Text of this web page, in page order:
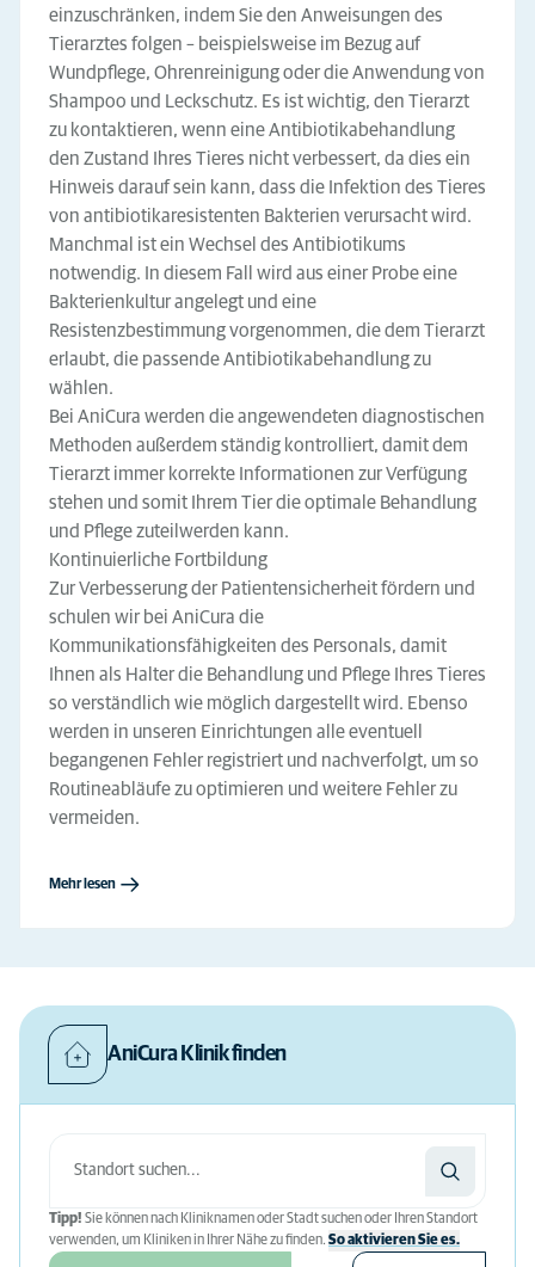
einzuschränken, indem Sie den Anweisungen des
Tierarztes folgen – beispielsweise im Bezug auf
Wundpflege, Ohrenreinigung oder die Anwendung von
Shampoo und Leckschutz. Es ist wichtig, den Tierarzt
zu kontaktieren, wenn eine Antibiotikabehandlung
den Zustand Ihres Tieres nicht verbessert, da dies ein
Hinweis darauf sein kann, dass die Infektion des Tieres
von antibiotikaresistenten Bakterien verursacht wird.
Manchmal ist ein Wechsel des Antibiotikums
notwendig. In diesem Fall wird aus einer Probe eine
Bakterienkultur angelegt und eine
Resistenzbestimmung vorgenommen, die dem Tierarzt
erlaubt, die passende Antibiotikabehandlung zu
wählen.
Bei AniCura werden die angewendeten diagnostischen
Methoden außerdem ständig kontrolliert, damit dem
Tierarzt immer korrekte Informationen zur Verfügung
stehen und somit Ihrem Tier die optimale Behandlung
und Pflege zuteilwerden kann.
Kontinuierliche Fortbildung
Zur Verbesserung der Patientensicherheit fördern und
schulen wir bei AniCura die
Kommunikationsfähigkeiten des Personals, damit
Ihnen als Halter die Behandlung und Pflege Ihres Tieres
so verständlich wie möglich dargestellt wird. Ebenso
werden in unseren Einrichtungen alle eventuell
begangenen Fehler registriert und nachverfolgt, um so
Routineabläufe zu optimieren und weitere Fehler zu
vermeiden.
Mehr lesen
AniCura Klinik finden
Tipp! Sie können nach Kliniknamen oder Stadt suchen oder Ihren Standort
verwenden, um Kliniken in Ihrer Nähe zu finden. So aktivieren Sie es.